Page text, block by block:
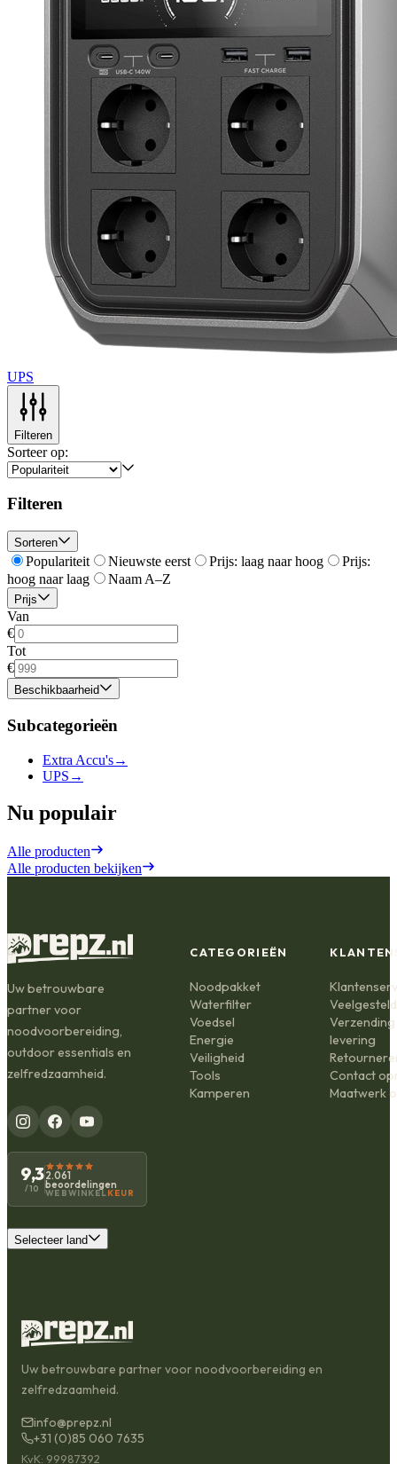
UPS
Filteren
Sorteer op:
Filteren
Sorteren
Populariteit Nieuwste eerst Prijs: laag naar hoog
Prijs:
hoog naar laag
Naam A–Z
Prijs
Van
€
Tot
€
Beschikbaarheid
Subcategorieën
Extra Accu's→
UPS →
Nu populair
Alle producten
Alle producten bekijken
Uw betrouwbare
partner voor
noodvoorbereiding,
outdoor essentials en
zelfredzaamheid.
9,3
/10
2.061
beoordelingen
WEBWINKEL KEUR
Selecteer land
CATEGORIEËN
Noodpakket
Waterfilter
Voedsel
Energie
Veiligheid
Tools
Kamperen
Verzending
levering
Contact
Maatwerk
Uw betrouwbare partner voor noodvoorbereiding en
zelfredzaamheid.
info@prepz.nl
+31 (0)85 060 7635
KvK: 99987392